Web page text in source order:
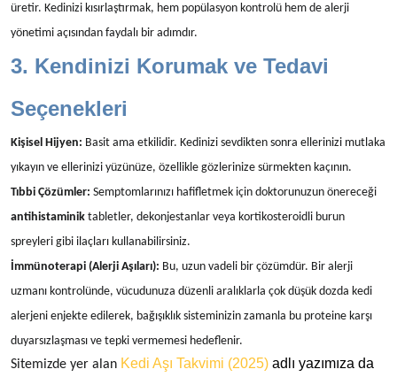
üretir. Kedinizi kısırlaştırmak, hem popülasyon kontrolü hem de alerji
yönetimi açısından faydalı bir adımdır.
3. Kendinizi Korumak ve Tedavi
Seçenekleri
Kişisel Hijyen: Basit ama etkilidir. Kedinizi sevdikten sonra ellerinizi mutlaka
yıkayın ve ellerinizi yüzünüze, özellikle gözlerinize sürmekten kaçının.
Tıbbi Çözümler: Semptomlarınızı hafifletmek için doktorunuzun önereceği
antihistaminik tabletler, dekonjestanlar veya kortikosteroidli burun
spreyleri gibi ilaçları kullanabilirsiniz.
İmmünoterapi (Alerji Aşıları): Bu, uzun vadeli bir çözümdür. Bir alerji
uzmanı kontrolünde, vücudunuza düzenli aralıklarla çok düşük dozda kedi
alerjeni enjekte edilerek, bağışıklık sisteminizin zamanla bu proteine karşı
duyarsızlaşması ve tepki vermemesi hedeflenir.
Sitemizde yer alan Kedi Aşı Takvimi (2025) adlı yazımıza da